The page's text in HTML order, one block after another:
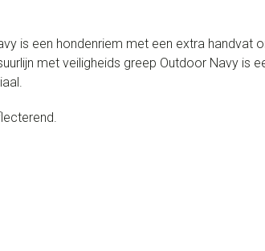
is een hondenriem met een extra handvat
met veiligheids greep Outdoor Navy